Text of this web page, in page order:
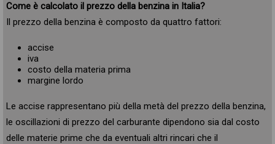
Come è calcolato il prezzo della benzina in Italia?
Il prezzo della benzina è composto da quattro fattori:
accise
iva
costo della materia prima
margine lordo
Le accise rappresentano più della metà del prezzo della benzina,
le oscillazioni di prezzo del carburante dipendono sia dal costo
delle materie prime che da eventuali altri rincari che il